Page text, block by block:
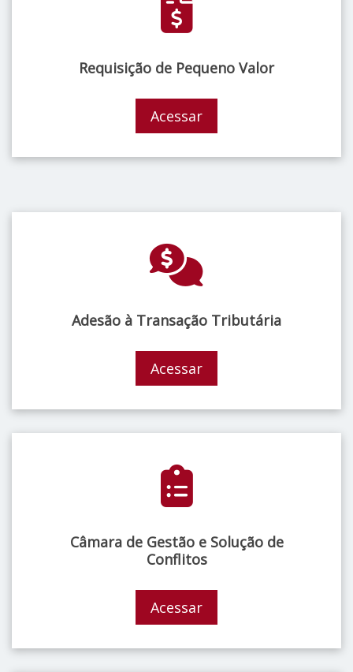
Requisição de Pequeno Valor
Acessar
Adesão à Transação Tributária
Acessar
Câmara de Gestão e Solução de
Conflitos
Acessar